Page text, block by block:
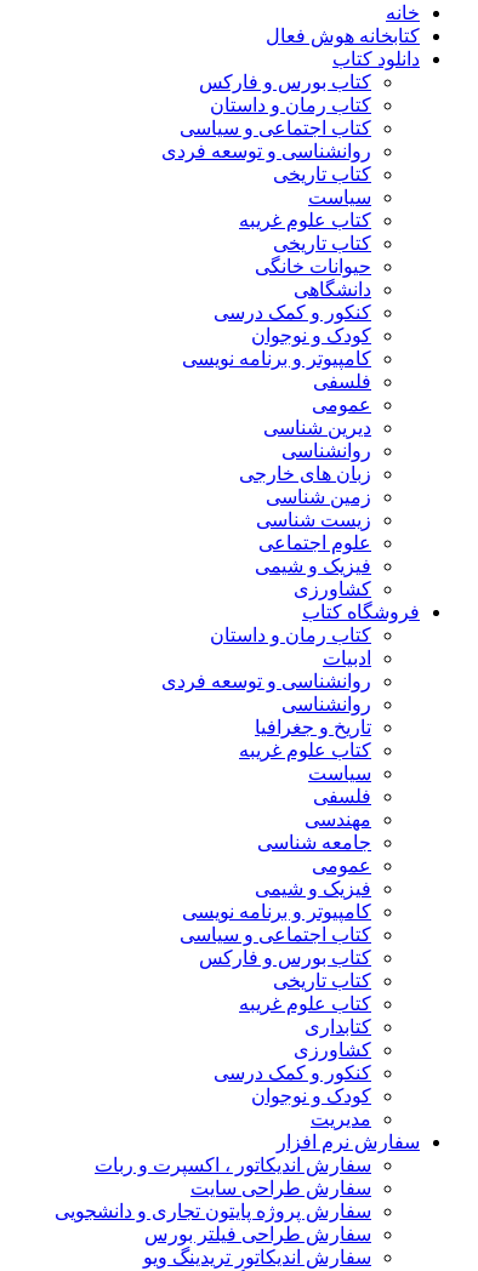
خانه
کتابخانه هوش فعال
دانلود کتاب
کتاب بورس و فارکس
کتاب رمان و داستان
کتاب اجتماعی و سیاسی
روانشناسی و توسعه فردی
کتاب تاریخی
سیاست
کتاب علوم غریبه
کتاب تاریخی
حیوانات خانگی
دانشگاهی
کنکور و کمک‌ درسی
کودک و نوجوان
کامپیوتر و برنامه نویسی
فلسفی
عمومی
دیرین شناسی
روانشناسی
زبان های خارجی
زمین شناسی
زیست شناسی
علوم اجتماعی
فیزیک و شیمی
کشاورزی
فروشگاه کتاب
کتاب رمان و داستان
ادبیات
روانشناسی و توسعه فردی
روانشناسی
تاریخ و جغرافیا
کتاب علوم غریبه
سیاست
فلسفی
مهندسی
جامعه شناسی
عمومی
فیزیک و شیمی
کامپیوتر و برنامه نویسی
کتاب اجتماعی و سیاسی
کتاب بورس و فارکس
کتاب تاریخی
کتاب علوم غریبه
کتابداری
کشاورزی
کنکور و کمک‌ درسی
کودک و نوجوان
مدیریت
سفارش نرم افزار
سفارش اندیکاتور ، اکسپرت و ربات
سفارش طراحی سایت
سفارش پروژه پایتون تجاری و دانشجویی
سفارش طراحی فیلتر بورس
سفارش اندیکاتور تریدینگ ویو